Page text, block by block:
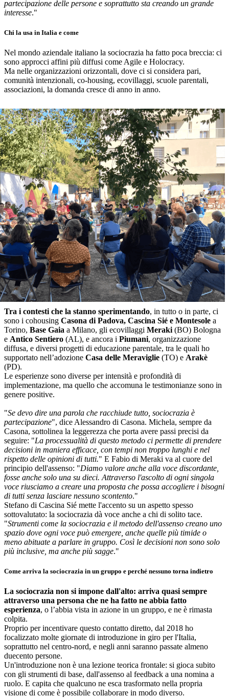
partecipazione delle persone e soprattutto sta creando un grande
interesse."
Chi la usa in Italia e come
Nel mondo aziendale italiano la sociocrazia ha fatto poca breccia: ci
sono approcci affini più diffusi come Agile e Holocracy.
Ma nelle organizzazioni orizzontali, dove ci si considera pari,
comunità intenzionali, co-housing, ecovillaggi, scuole parentali,
associazioni, la domanda cresce di anno in anno.
Tra i contesti che la stanno sperimentando, in tutto o in parte, ci
sono i cohousing Casona di Padova, Cascina Sié e Montesole a
Torino, Base Gaia a Milano, gli ecovillaggi Meraki (BO) Bologna
e Antico Sentiero (AL), e ancora i Piumani, organizzazione
diffusa, e diversi progetti di educazione parentale, tra le quali ho
supportato nell’adozione Casa delle Meraviglie (TO) e Arakè
(PD).
Le esperienze sono diverse per intensità e profondità di
implementazione, ma quello che accomuna le testimonianze sono in
genere positive.
"Se devo dire una parola che racchiude tutto, sociocrazia è
partecipazione", dice Alessandro di Casona. Michela, sempre da
Casona, sottolinea la leggerezza che porta avere passi precisi da
seguire: "La processualità di questo metodo ci permette di prendere
decisioni in maniera efficace, con tempi non troppo lunghi e nel
rispetto delle opinioni di tutti." E Fabio di Meraki va al cuore del
principio dell'assenso: "Diamo valore anche alla voce discordante,
fosse anche solo una su dieci. Attraverso l'ascolto di ogni singola
voce riusciamo a creare una proposta che possa accogliere i bisogni
di tutti senza lasciare nessuno scontento."
Stefano di Cascina Sié mette l'accento su un aspetto spesso
sottovalutato: la sociocrazia dà voce anche a chi di solito tace.
"Strumenti come la sociocrazia e il metodo dell'assenso creano uno
spazio dove ogni voce può emergere, anche quelle più timide o
meno abituate a parlare in gruppo. Così le decisioni non sono solo
più inclusive, ma anche più sagge."
Come arriva la sociocrazia in un gruppo e perché nessuno torna indietro
La sociocrazia non si impone dall'alto: arriva quasi sempre
attraverso una persona che ne ha fatto ne abbia fatto
esperienza, o l’abbia vista in azione in un gruppo, e ne è rimasta
colpita.
Proprio per incentivare questo contatto diretto, dal 2018 ho
focalizzato molte giornate di introduzione in giro per l'Italia,
soprattutto nel centro-nord, e negli anni saranno passate almeno
duecento persone.
Un'introduzione non è una lezione teorica frontale: si gioca subito
con gli strumenti di base, dall'assenso al feedback a una nomina a
ruolo. E capita che qualcuno ne esca trasformato nella propria
visione di come è possibile collaborare in modo diverso.